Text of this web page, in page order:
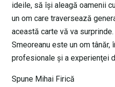
ideile, să îşi aleagă oamenii
un om care traversează
această carte vă va
Smeoreanu este un om tânăr,
profesionale şi a experienţei
Spune Mihai Firică